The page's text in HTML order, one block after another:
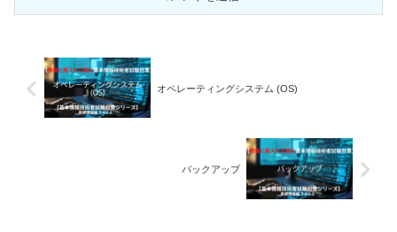
オペレーティングシステム (OS)
バックアップ